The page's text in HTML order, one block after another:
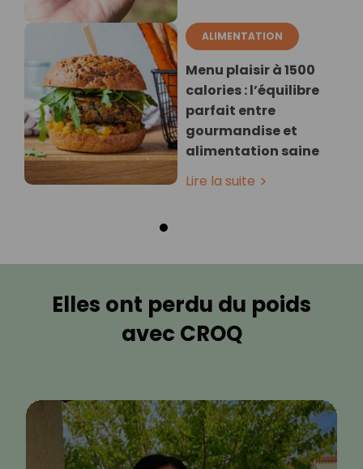
ALIMENTATION
Menu plaisir à 1500
calories : l’équilibre
parfait entre
gourmandise et
alimentation saine
Lire la suite
Elles ont perdu du poids
avec CROQ